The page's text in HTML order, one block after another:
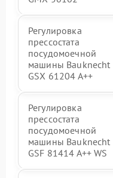
Регулировка
прессостата
посудомоечной
машины Bauknecht
GSX 61204 A++
Регулировка
прессостата
посудомоечной
машины Bauknecht
GSF 81414 A++ WS